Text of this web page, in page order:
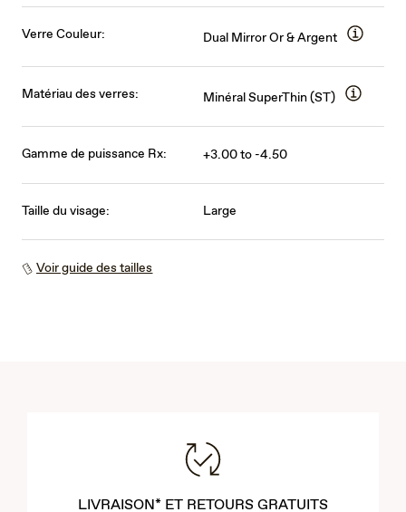
Verre Couleur: Dual Mirror Or & Argent
Matériau des verres: Minéral SuperThin (ST)
Gamme de puissance Rx: +3.00 to -4.50
Taille du visage: Large
Voir guide des tailles
LIVRAISON* ET RETOURS GRATUITS